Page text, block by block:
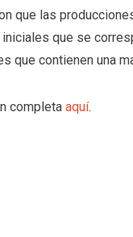
que las
que se
que contienen una
completaaquí.